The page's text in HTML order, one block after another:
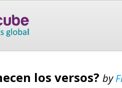
los versos? by